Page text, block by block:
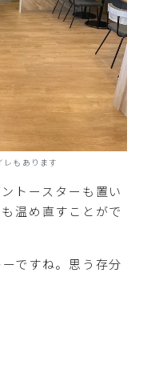
レもあります
トースターも置い
温め直すことがで
ですね。思う存分